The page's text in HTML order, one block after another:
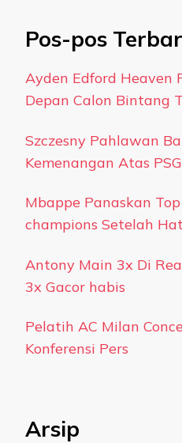
Pos-pos
Ayden Edford Heaven
Depan Calon Bintang
Szczesny Pahlawan
Kemenangan Atas PSG
Mbappe Panaskan
champions Setelah
Antony Main 3x Di
3x Gacor habis
Pelatih AC Milan
Konferensi Pers
Arsip